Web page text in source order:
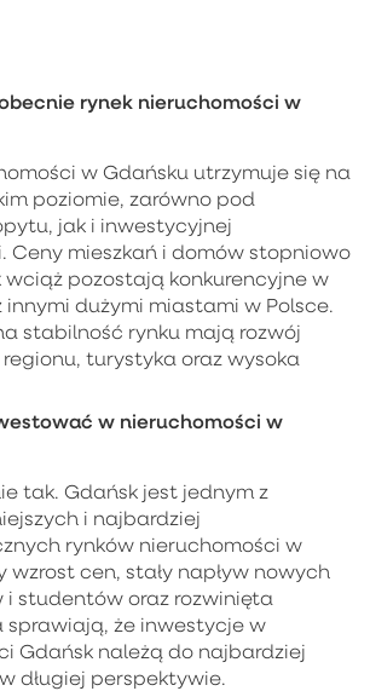
rynek nieruchomości w
w Gdańsku utrzymuje się na
poziomie, zarówno pod
jak i inwestycyjnej
Ceny mieszkań i domów stopniowo
wciąż pozostają konkurencyjne w
innymi dużymi miastami w Polsce.
stabilność rynku mają rozwój
turystyka oraz wysoka
w nieruchomości w
tak. Gdańsk jest jednym z
i najbardziej
rynków nieruchomości w
wzrost cen, stały napływ nowych
i studentów oraz rozwinięta
sprawiają, że inwestycje w
Gdańsk należą do najbardziej
długiej perspektywie.